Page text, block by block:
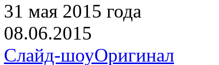
31 мая 2015 года
08.06.2015
Слайд-шоуОригинал